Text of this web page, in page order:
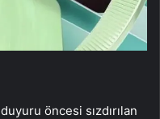
öncesi sızdırılan